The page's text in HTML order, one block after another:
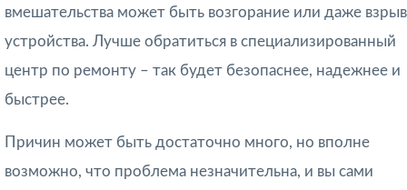
вмешательства может быть возгорание или даже взрыв
устройства. Лучше обратиться в специализированный
центр по ремонту – так будет безопаснее, надежнее и
быстрее.
Причин может быть достаточно много, но вполне
возможно, что проблема незначительна, и вы сами